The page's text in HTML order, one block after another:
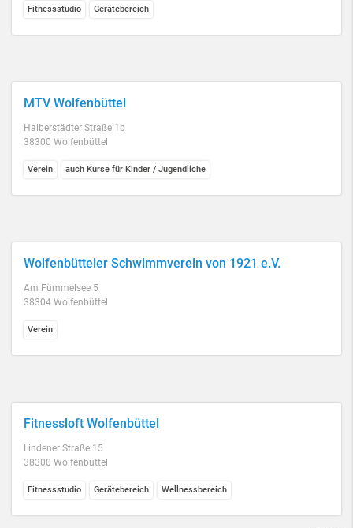
Fitnessstudio Gerätebereich
MTV Wolfenbüttel
Halberstädter Straße 1b
38300 Wolfenbüttel
Verein auch Kurse für Kinder / Jugendliche
Wolfenbütteler Schwimmverein von 1921 e.V.
Am Fümmelsee 5
38304 Wolfenbüttel
Verein
Fitnessloft Wolfenbüttel
Lindener Straße 15
38300 Wolfenbüttel
Fitnessstudio Gerätebereich Wellnessbereich